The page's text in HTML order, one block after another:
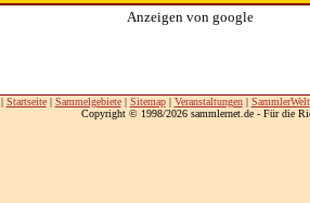
Anzeigen von google
| Startseite| Sammelgebiete| Sitemap| Veranstaltungen| SammlerWelt
Copyright © 1998/2026 sammlernet.de - Für die